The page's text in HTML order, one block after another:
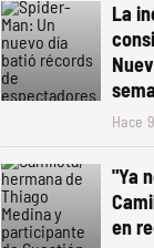
La
Hace
"Ya
en